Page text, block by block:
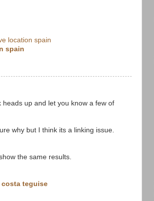
location spain
spain
up and let you know a few of
why but I think its a linking issue.
the same results.
teguise